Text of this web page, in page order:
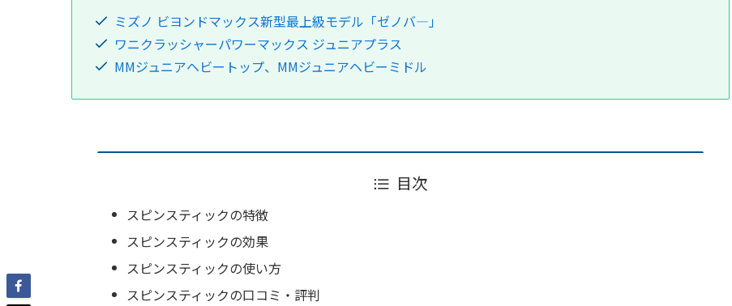
ミズノ ビヨンドマックス新型最上級モデル「ゼノバ―」
ワニクラッシャーパワーマックス ジュニアプラス
MMジュニアヘビートップ、MMジュニアヘビーミドル
目次
スピンスティックの特徴
スピンスティックの効果
スピンスティックの使い方
スピンスティックの口コミ・評判